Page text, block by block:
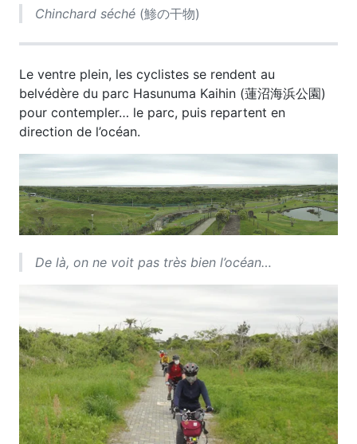
Chinchard séché (鯵の干物)
Le ventre plein, les cyclistes se rendent au
belvédère du parc Hasunuma Kaihin (蓮沼海浜公園)
pour contempler… le parc, puis repartent en
direction de l’océan.
De là, on ne voit pas très bien l’océan…